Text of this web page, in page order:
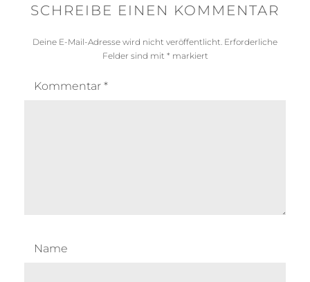
SCHREIBE EINEN KOMMENTAR
Deine E-Mail-Adresse wird nicht veröffentlicht. Erforderliche
Felder sind mit * markiert
Kommentar *
Name